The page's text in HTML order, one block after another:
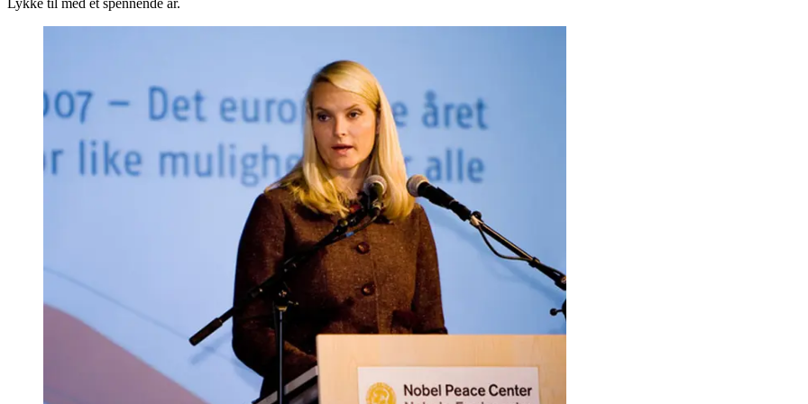
Lykke til med et spennende år.